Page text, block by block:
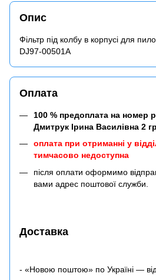
Опис
Фільтр під колбу в корпусі для
DJ97-00501A
Оплата
100 % предоплата на номер
Дмитрук Ірина Василівна 2
оплата при отриманні у
тимчасово недоступна
після оплати оформимо
вами адрес поштової служби.
Доставка
- «Новою поштою» по Україні — від